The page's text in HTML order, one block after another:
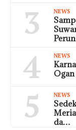
3 NEWS
4 NEWS
5 NEWS
da…